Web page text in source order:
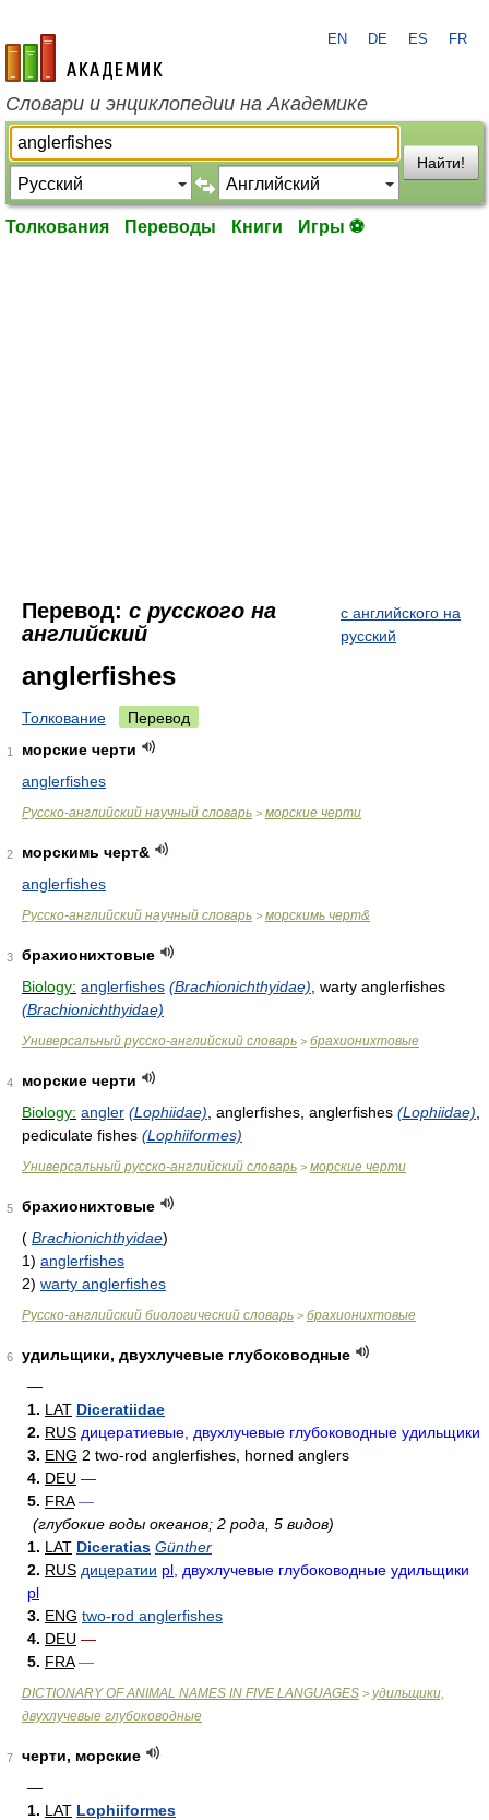
academic.ru
EN DE ES FR
Словари и энциклопедии на Академике
Найти!
Толкования Переводы Книги Игры ⚽
Перевод: с русского на
английский
с английского на
русский
anglerfishes
Толкование Перевод
1
морские черти
anglerfishes
Русско-английский научный словарь > морские черти
2
морскимь черт&
anglerfishes
Русско-английский научный словарь > морскимь черт&
3
брахионихтовые
Biology: anglerfishes (Brachionichthyidae) , warty anglerfishes
(Brachionichthyidae)
Универсальный русско-английский словарь > брахионихтовые
4
морские черти
Biology: angler (Lophiidae) , anglerfishes, anglerfishes (Lophiidae)
pediculate fishes (Lophiiformes)
Универсальный русско-английский словарь > морские черти
5
брахионихтовые
( Brachionichthyidae)
1) anglerfishes
2) warty anglerfishes
Русско-английский биологический словарь > брахионихтовые
6
удильщики, двухлучевые глубоководные
—
1. LAT Diceratiidae
2. RUS дицератиевые, двухлучевые глубоководные удильщики
3. ENG 2 two-rod anglerfishes, horned anglers
4. DEU —
5. FRA —
(глубокие воды океанов; 2 рода, 5 видов)
1. LAT Diceratias Günther
2. RUS дицератии pl , двухлучевые глубоководные удильщики
pl
3. ENG two-rod anglerfishes
4. DEU —
5. FRA —
DICTIONARY OF ANIMAL NAMES IN FIVE LANGUAGES > удильщики,
двухлучевые глубоководные
7
черти, морские
—
1. LAT Lophiiformes